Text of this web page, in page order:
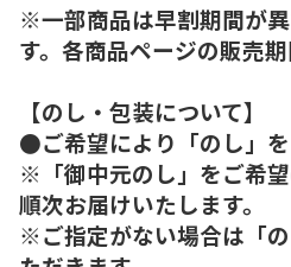
※一部商品は早割期間が
す。各商品ページの販売
【のし・包装について】
●ご希望により「のし」を
※「御中元のし」をご希
順次お届けいたします。
※ご指定がない場合は「